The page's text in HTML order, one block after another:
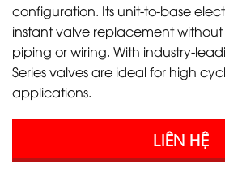
configuration. Its unit-to-base
instant valve replacement
piping or wiring. With industry-
Series valves are ideal for high
applications.
LIÊN HỆ